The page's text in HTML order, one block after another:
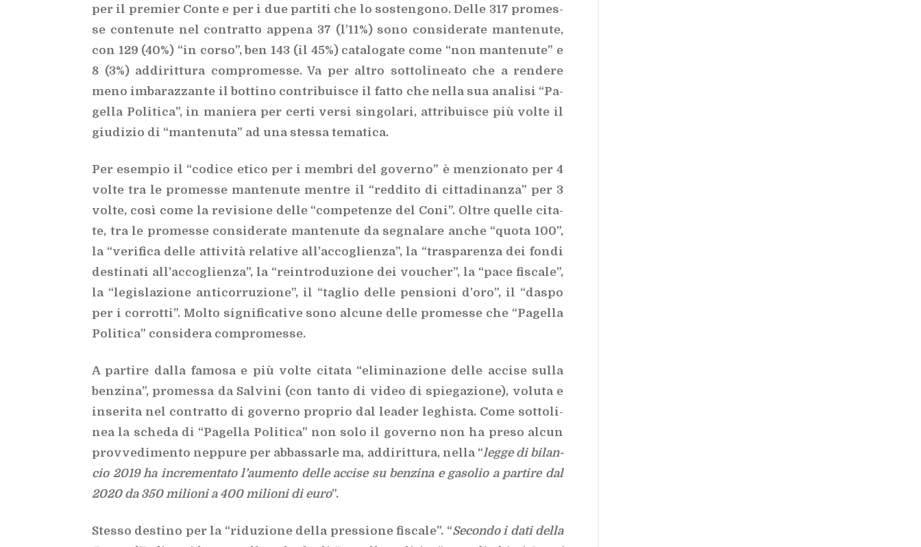
per il pre­mier Con­te e per i due par­ti­ti che lo so­sten­go­no. Del­le 317 pro­mes­
se con­te­nu­te nel con­trat­to ap­pe­na 37 (l’11%) sono con­si­de­ra­te man­te­nu­te,
con 129 (40%) “in cor­so”, ben 143 (il 45%) ca­ta­lo­ga­te come “non man­te­nu­te” e
8 (3%) ad­di­rit­tu­ra com­pro­mes­se. Va per al­tro sot­to­li­nea­to che a ren­de­re
meno im­ba­raz­zan­te il bot­ti­no con­tri­bui­sce il fat­to che nel­la sua ana­li­si “Pa­
gel­la Po­li­ti­ca”, in ma­nie­ra per cer­ti ver­si sin­go­la­ri, at­tri­bui­sce più vol­te il
giu­di­zio di “man­te­nu­ta” ad una stes­sa te­ma­ti­ca.
Per esem­pio il “co­di­ce eti­co per i mem­bri del go­ver­no” è men­zio­na­to per 4
vol­te tra le pro­mes­se man­te­nu­te men­tre il “red­di­to di cit­ta­di­nan­za” per 3
vol­te, così come la re­vi­sio­ne del­le “com­pe­ten­ze del Coni”. Ol­tre quel­le ci­ta­
te, tra le pro­mes­se con­si­de­ra­te man­te­nu­te da se­gna­la­re an­che “quo­ta 100”,
la “ve­ri­fi­ca del­le at­ti­vi­tà re­la­ti­ve al­l’ac­co­glien­za”, la “tra­spa­ren­za dei fon­di
de­sti­na­ti al­l’ac­co­glien­za”, la “rein­tro­du­zio­ne dei vou­cher”, la “pace fi­sca­le”,
la “le­gi­sla­zio­ne an­ti­cor­ru­zio­ne”, il “ta­glio del­le pen­sio­ni d’o­ro”, il “da­spo
per i cor­rot­ti”. Mol­to si­gni­fi­ca­ti­ve sono al­cu­ne del­le pro­mes­se che “Pa­gel­la
Po­li­ti­ca” con­si­de­ra com­pro­mes­se.
A par­ti­re dal­la fa­mo­sa e più vol­te ci­ta­ta “eli­mi­na­zio­ne del­le ac­ci­se sul­la
ben­zi­na”, pro­mes­sa da Sal­vi­ni (con tan­to di vi­deo di spie­ga­zio­ne), vo­lu­ta e
in­se­ri­ta nel con­trat­to di go­ver­no pro­prio dal lea­der le­ghi­sta. Come sot­to­li­
nea la sche­da di “Pa­gel­la Po­li­ti­ca” non solo il go­ver­no non ha pre­so al­cun
prov­ve­di­men­to nep­pu­re per ab­bas­sar­le ma, ad­di­rit­tu­ra, nel­la “leg­ge di bi­lan­
cio 2019 ha in­cre­men­ta­to l’au­men­to del­le ac­ci­se su ben­zi­na e ga­so­lio a par­ti­re dal
2020 da 350 mi­lio­ni a 400 mi­lio­ni di euro”.
Stes­so de­sti­no per la “ri­du­zio­ne del­la pres­sio­ne fi­sca­le”. “Se­con­do i dati del­la